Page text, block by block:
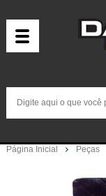
Página Inicial Peças